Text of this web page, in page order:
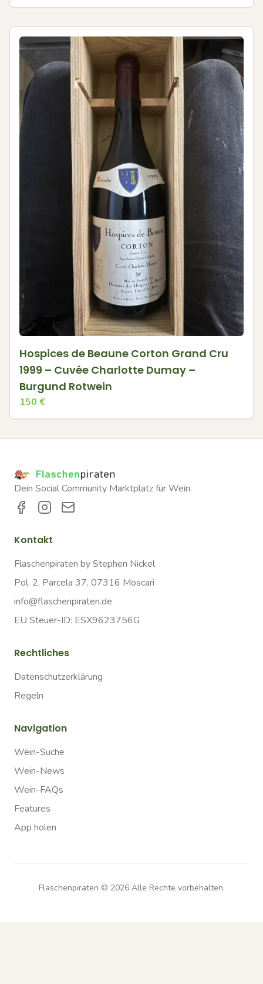
Hospices de Beaune Corton Grand Cru
1999 – Cuvée Charlotte Dumay –
Burgund Rotwein
150 €
Dein Social Community Marktplatz für Wein.
Kontakt
Flaschenpiraten by Stephen Nickel
Pol. 2, Parcela 37, 07316 Moscari
info@flaschenpiraten.de
EU Steuer-ID: ESX9623756G
Rechtliches
Datenschutzerklärung
Regeln
Navigation
Wein-Suche
Wein-News
Wein-FAQs
Features
App holen
Flaschenpiraten © 2026Alle Rechte vorbehalten.